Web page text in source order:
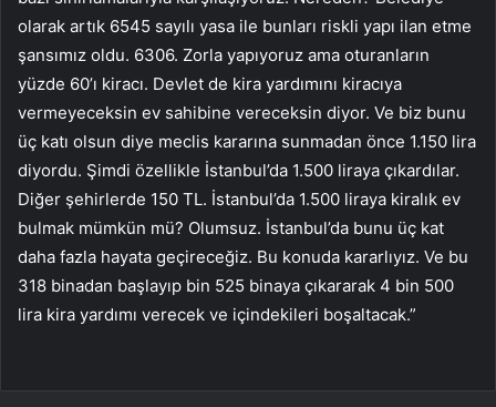
olarak artık 6545 sayılı yasa ile bunları riskli yapı ilan etme
şansımız oldu. 6306. Zorla yapıyoruz ama oturanların
yüzde 60’ı kiracı. Devlet de kira yardımını kiracıya
vermeyeceksin ev sahibine vereceksin diyor. Ve biz bunu
üç katı olsun diye meclis kararına sunmadan önce 1.150 lira
diyordu. Şimdi özellikle İstanbul’da 1.500 liraya çıkardılar.
Diğer şehirlerde 150 TL. İstanbul’da 1.500 liraya kiralık ev
bulmak mümkün mü? Olumsuz. İstanbul’da bunu üç kat
daha fazla hayata geçireceğiz. Bu konuda kararlıyız. Ve bu
318 binadan başlayıp bin 525 binaya çıkararak 4 bin 500
lira kira yardımı verecek ve içindekileri boşaltacak.”